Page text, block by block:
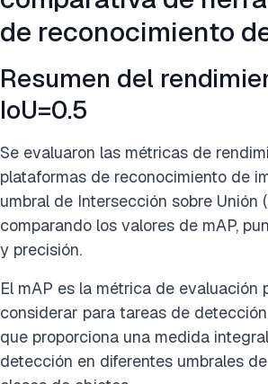
de reconocimiento
Resumen del
IoU=0.5
Se evaluaron las métricas de
plataformas de reconocimiento de
umbral de Intersección sobre Unión
comparando los valores de mAP,
y precisión.
El mAP es la métrica de evaluación
considerar para tareas de
que proporciona una medida
detección en diferentes umbrales